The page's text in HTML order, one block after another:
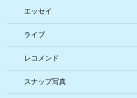
エッセイ
ライブ
レコメンド
スナップ写真